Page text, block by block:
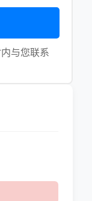
与您联系